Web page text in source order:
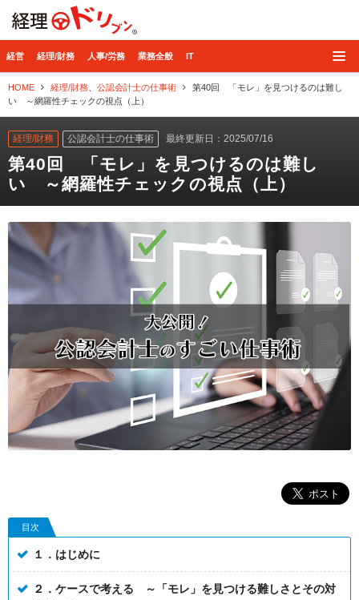
経営 経理/財務 人事/労務 業務全般 IT
HOME 経理/財務 公認会計士の仕事術
第40回 「モレ」を見つけるのは難し
い ～網羅性チェックの視点（上）
経理/財務 公認会計士の仕事術 最終更新日：2025/07/16
第40回 「モレ」を見つけるのは難し
い ～網羅性チェックの視点（上）
目次
１．はじめに
２．ケースで考える ～「モレ」を見つける難しさとその対